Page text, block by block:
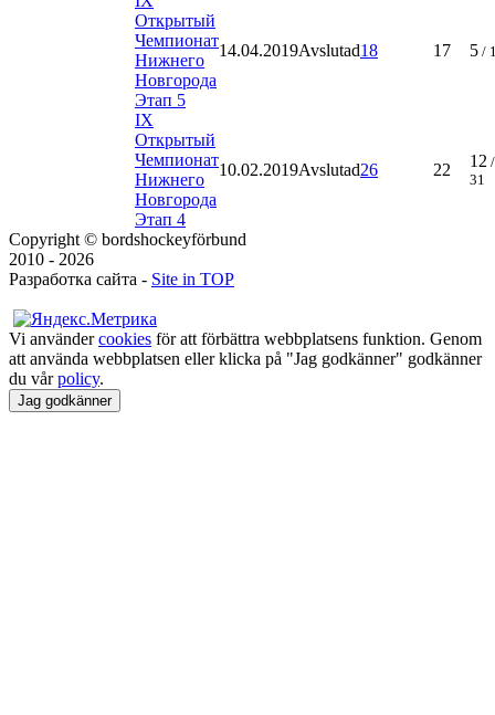
Открытый
Чемпионат
Нижнего
Новгорода
Этап 5
14.04.2019Avslutad18 17 5 /
IX
Открытый
Чемпионат
Нижнего
Новгорода
Этап 4
10.02.2019Avslutad26 22 12 /
31
Copyright © bordshockeyförbund
2010 - 2026
Разработка сайта - Site in TOP
Vi användercookies för att förbättra webbplatsens funktion. Genom
att använda webbplatsen eller klicka på "Jag godkänner" godkänner
du vårpolicy.
Jag godkänner